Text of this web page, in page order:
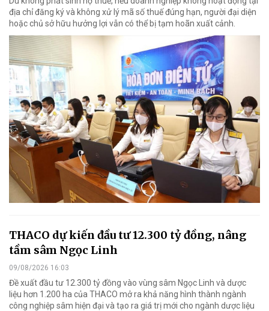
địa chỉ đăng ký và không xử lý mã số thuế đúng hạn, người đại diện
hoặc chủ sở hữu hưởng lợi vẫn có thể bị tạm hoãn xuất cảnh.
THACO dự kiến đầu tư 12.300 tỷ đồng, nâng
tầm sâm Ngọc Linh
09/08/2026 16:03
Đề xuất đầu tư 12.300 tỷ đồng vào vùng sâm Ngọc Linh và dược
liệu hơn 1.200 ha của THACO mở ra khả năng hình thành ngành
công nghiệp sâm hiện đại và tạo ra giá trị mới cho ngành dược liệu